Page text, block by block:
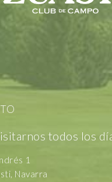
todos los
1
Navarra